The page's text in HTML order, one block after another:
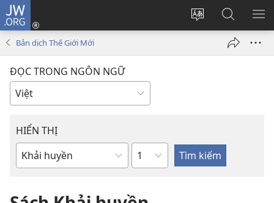
JW.ORG
Thay
Đăng
nhập
Tìm
kiếm
JW.ORG
Bản dịch Thế Giới Mới
ĐỌC TRONG NGÔN NGỮ
HIỂN THỊ
Sách
Kinh
Chương